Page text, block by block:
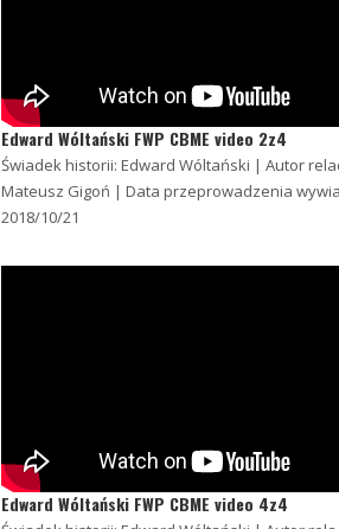
Edward Wóltański FWP CBME video 2z4
Świadek historii: Edward Wóltański | Autor
Mateusz Gigoń | Data przeprowadzenia
2018/10/21
Edward Wóltański FWP CBME video 4z4